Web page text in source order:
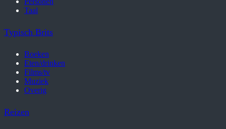
Taal
Typisch Brits
Boeken
Eten/drinken
Films/tv
Muziek
Overig
Reizen